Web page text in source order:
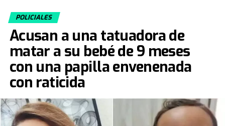
POLICIALES
Acusan a una tatuadora de
matar a su bebé de 9 meses
con una papilla envenenada
con raticida